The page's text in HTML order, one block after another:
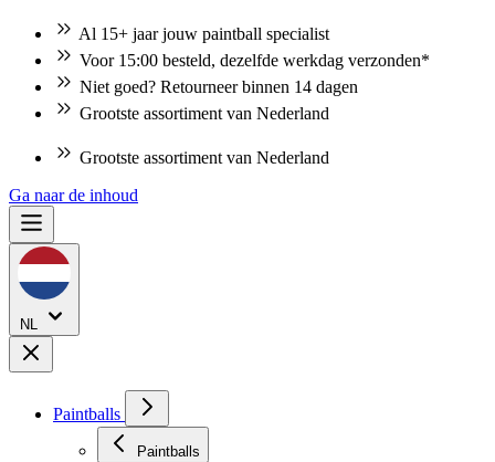
Al 15+ jaar jouw paintball specialist
Voor 15:00 besteld, dezelfde werkdag verzonden*
Niet goed? Retourneer binnen 14 dagen
Grootste assortiment van Nederland
Grootste assortiment van Nederland
Ga naar de inhoud
NL
Paintballs
Paintballs